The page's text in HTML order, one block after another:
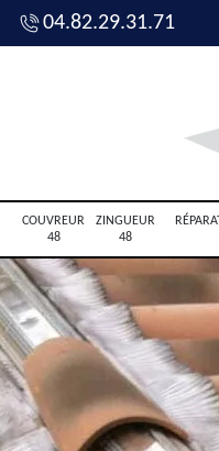
04.82.29.31.71
COUVREUR
48
ZINGUEUR
48